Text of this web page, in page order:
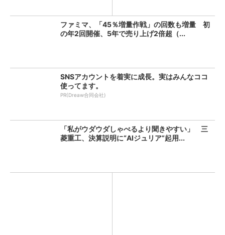
ファミマ、「45％増量作戦」の回数も増量 初
の年2回開催、5年で売り上げ2倍超（...
SNSアカウントを着実に成長。実はみんなココ
使ってます。
PR(Dreaw合同会社)
「私がウダウダしゃべるより聞きやすい」 三
菱重工、決算説明に“AIジュリア”起用...